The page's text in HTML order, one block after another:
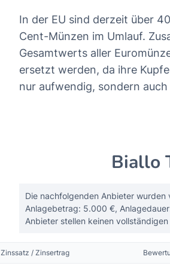
In der EU sind derzeit über
Cent-Münzen im Umlauf.
Gesamtwerts aller
ersetzt werden, da ihre
nur aufwendig, sondern
Biallo
Die nachfolgenden Anbieter wurden
Anlagebetrag: 5.000 €,
Anbieter stellen keinen
Zinssatz / Zinsertrag